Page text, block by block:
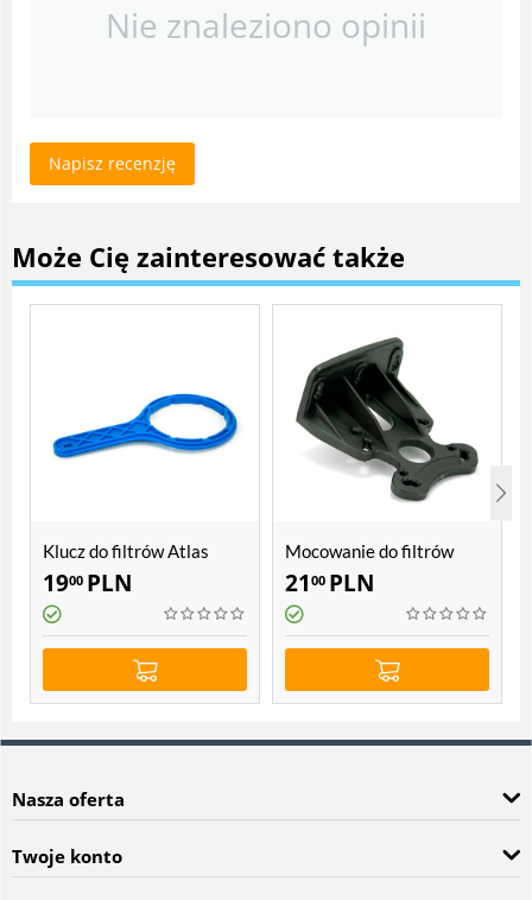
Nie znaleziono opinii
Napisz recenzję
Może Cię zainteresować także
Klucz do filtrów Atlas
Filtri Hydra
1900 PLN
Mocowanie do filtrów
Atlas Filtri SX, BX, Sanic,
Hydra
21 00 PLN
Nasza oferta
Twoje konto